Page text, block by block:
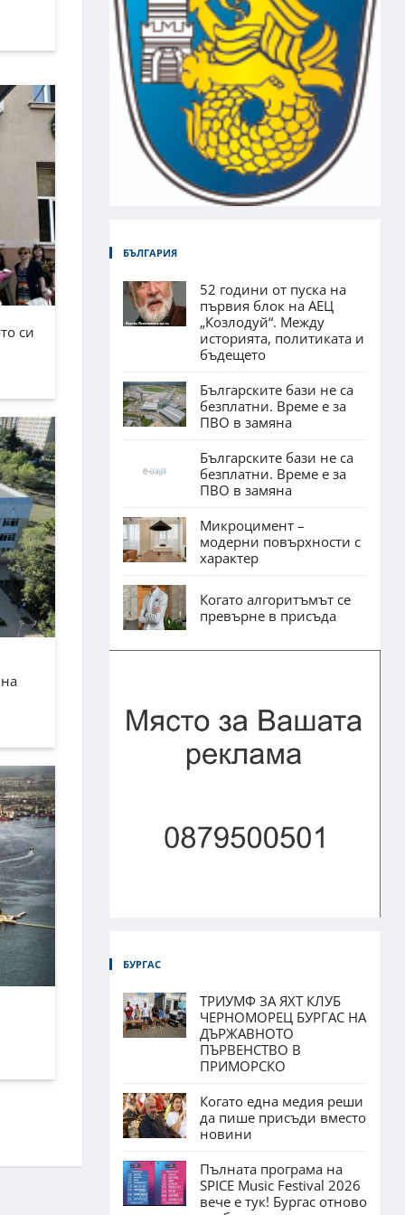
си
БЪЛГАРИЯ
52 години от пуска на
първия блок на АЕЦ
„Козлодуй“. Между
историята, политиката и
бъдещето
Българските бази не са
безплатни. Време е за
ПВО в замяна
Българските бази не са
безплатни. Време е за
ПВО в замяна
Микроцимент –
модерни повърхности с
характер
Когато алгоритъмът се
превърне в присъда
БУРГАС
ТРИУМФ ЗА ЯХТ КЛУБ
ЧЕРНОМОРЕЦ БУРГАС НА
ДЪРЖАВНОТО
ПЪРВЕНСТВО В
ПРИМОРСКО
Когато една медия реши
да пише присъди вместо
новини
Пълната програма на
SPICE Music Festival 2026
вече е тук! Бургас отново